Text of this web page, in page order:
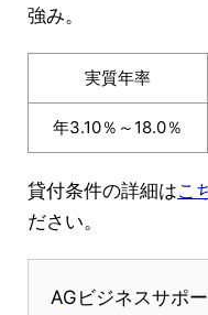
強み。
実質年率
年3.10％～18.0％
貸付条件の詳細はこ
ださい。
AGビジネスサポ